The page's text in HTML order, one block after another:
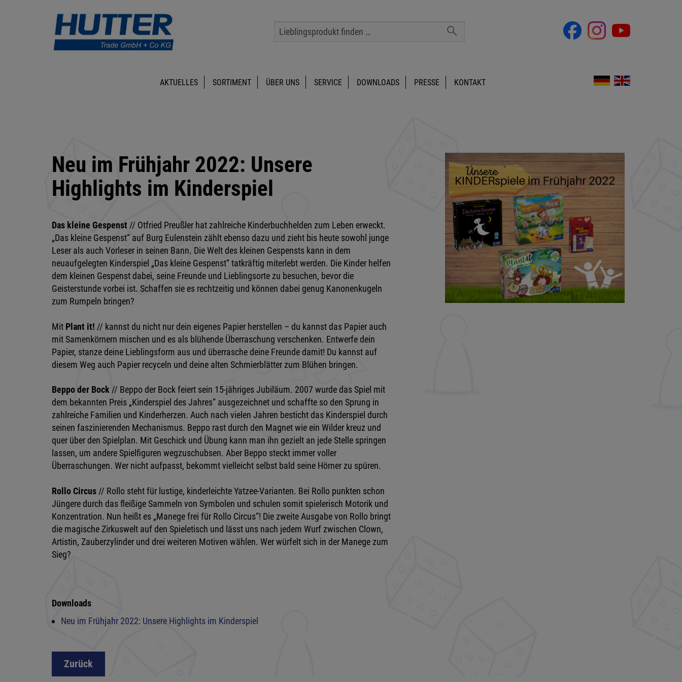
AKTUELLES SORTIMENT ÜBER UNS SERVICE DOWNLOADS PRESSE KONTAKT
Neu im Frühjahr 2022: Unsere
Highlights im Kinderspiel
Das kleine Gespenst // Otfried Preußler hat zahlreiche Kinderbuchhelden zum Leben erweckt.
„Das kleine Gespenst“ auf Burg Eulenstein zählt ebenso dazu und zieht bis heute sowohl junge
Leser als auch Vorleser in seinen Bann. Die Welt des kleinen Gespensts kann in dem
neuaufgelegten Kinderspiel „Das kleine Gespenst“ tatkräftig miterlebt werden. Die Kinder helfen
dem kleinen Gespenst dabei, seine Freunde und Lieblingsorte zu besuchen, bevor die
Geisterstunde vorbei ist. Schaffen sie es rechtzeitig und können dabei genug Kanonenkugeln
zum Rumpeln bringen?
Mit Plant it! // kannst du nicht nur dein eigenes Papier herstellen – du kannst das Papier auch
mit Samenkörnern mischen und es als blühende Überraschung verschenken. Entwerfe dein
Papier, stanze deine Lieblingsform aus und überrasche deine Freunde damit! Du kannst auf
diesem Weg auch Papier recyceln und deine alten Schmierblätter zum Blühen bringen.
Beppo der Bock// Beppo der Bock feiert sein 15-jähriges Jubiläum. 2007 wurde das Spiel mit
dem bekannten Preis „Kinderspiel des Jahres“ ausgezeichnet und schaffte so den Sprung in
zahlreiche Familien und Kinderherzen. Auch nach vielen Jahren besticht das Kinderspiel durch
seinen faszinierenden Mechanismus. Beppo rast durch den Magnet wie ein Wilder kreuz und
quer über den Spielplan. Mit Geschick und Übung kann man ihn gezielt an jede Stelle springen
lassen, um andere Spielfiguren wegzuschubsen. Aber Beppo steckt immer voller
Überraschungen. Wer nicht aufpasst, bekommt vielleicht selbst bald seine Hörner zu spüren.
Rollo Circus // Rollo steht für lustige, kinderleichte Yatzee-Varianten. Bei Rollo punkten schon
Jüngere durch das fleißige Sammeln von Symbolen und schulen somit spielerisch Motorik und
Konzentration. Nun heißt es „Manege frei für Rollo Circus“! Die zweite Ausgabe von Rollo bringt
die magische Zirkuswelt auf den Spieletisch und lässt uns nach jedem Wurf zwischen Clown,
Artistin, Zauberzylinder und drei weiteren Motiven wählen. Wer würfelt sich in der Manege zum
Sieg?
Downloads
Neu im Frühjahr 2022: Unsere Highlights im Kinderspiel
Zurück